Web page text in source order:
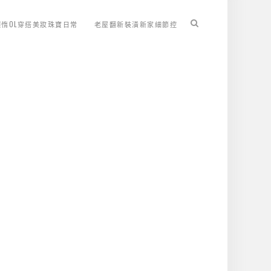
OL穿搭美妝珠寶日常 老屋翻新裝潢新家細節控